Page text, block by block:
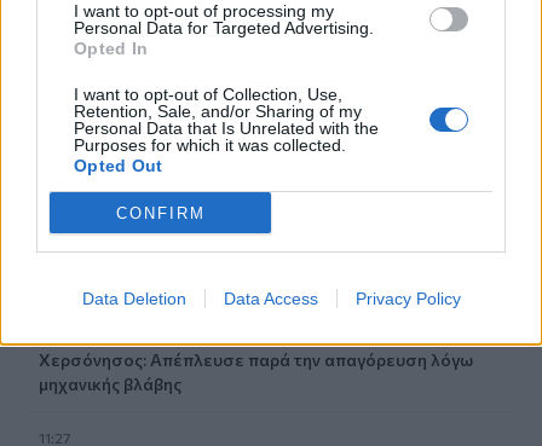
I want to opt-out of processing my
Personal Data for Targeted Advertising.
Opted In
I want to opt-out of Collection, Use,
Retention, Sale, and/or Sharing of my
Personal Data that Is Unrelated with the
Purposes for which it was collected.
Opted Out
CONFIRM
Data Deletion Data Access Privacy Policy
Φωτιά σε κτίριο στην Κουμουνδούρου: Πυροσβέστες
Στις Βρύσες το 2ο Φεστιβάλ Κρηνών με Μαρία Κώτη
Κωστή Αβυσσινό
11:44
Αυτά τα τρία ζώδια προσελκύουν σημαντική οικονομική
Χερσόνησος: Απέπλευσε παρά την απαγόρευση λόγω
μηχανικής βλάβης
11:27